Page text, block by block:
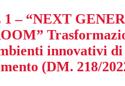
– “NEXT
innovativi di
(DM. 218/